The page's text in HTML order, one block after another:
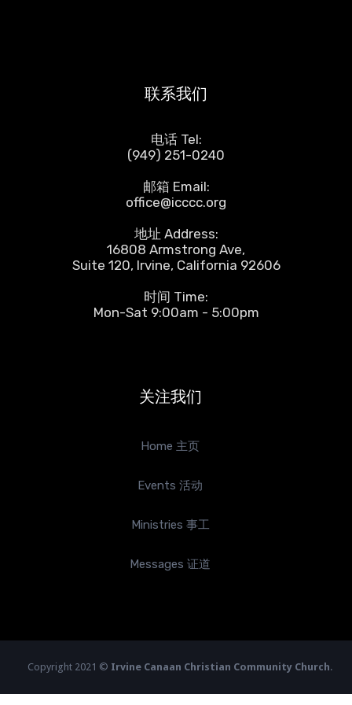
联系我们
电话 Tel:
(949) 251-0240
邮箱 Email:
office@icccc.org
地址 Address:
16808 Armstrong Ave,
Suite 120, Irvine, California 92606
时间 Time:
Mon-Sat 9:00am - 5:00pm
关注我们
Home 主页
Events 活动
Ministries 事工
Messages 证道
Copyright 2021 © Irvine Canaan Christian Community Church.